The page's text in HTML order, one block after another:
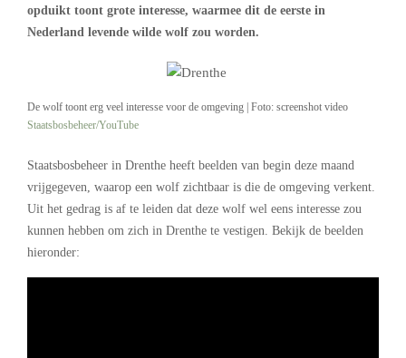
opduikt toont grote interesse, waarmee dit de eerste in
Nederland levende wilde wolf zou worden.
De wolf toont erg veel interesse voor de omgeving | Foto: screenshot video
Staatsbosbeheer/YouTube
Staatsbosbeheer in Drenthe heeft beelden van begin deze maand
vrijgegeven, waarop een wolf zichtbaar is die de omgeving verkent.
Uit het gedrag is af te leiden dat deze wolf wel eens interesse zou
kunnen hebben om zich in Drenthe te vestigen. Bekijk de beelden
hieronder: